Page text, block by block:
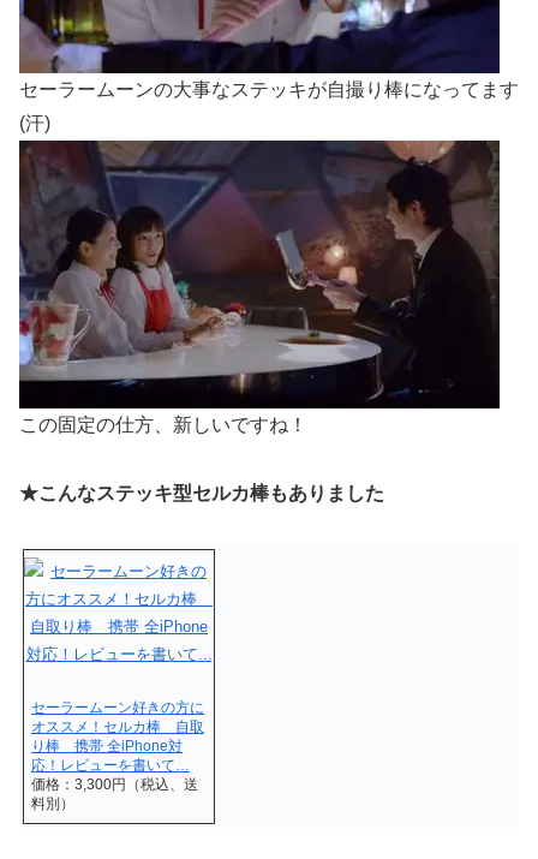
セーラームーンの大事なステッキが自撮り棒になってます
(汗)
この固定の仕方、新しいですね！
★こんなステッキ型セルカ棒もありました
セーラームーン好きの方に
オススメ！セルカ棒 自取
り棒 携帯 全iPhone対
応！レビューを書いて…
価格：3,300円（税込、送
料別）